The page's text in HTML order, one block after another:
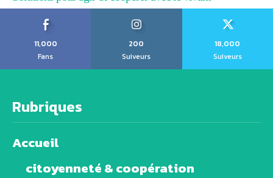
11,000
Fans
200
Suiveurs
18,000
Suiveurs
Rubriques
Accueil
citoyenneté & coopération